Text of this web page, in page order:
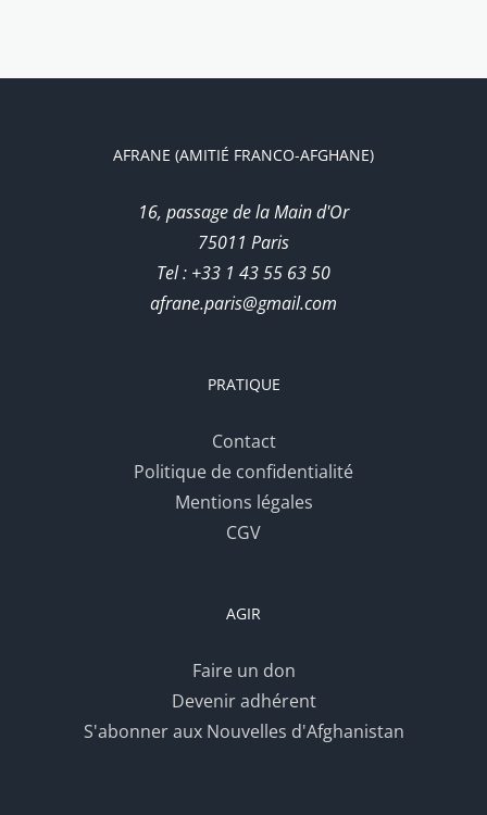
AFRANE (AMITIÉ FRANCO-AFGHANE)
16, passage de la Main d'Or
75011 Paris
Tel : +33 1 43 55 63 50
afrane.paris@gmail.com
PRATIQUE
Contact
Politique de confidentialité
Mentions légales
CGV
AGIR
Faire un don
Devenir adhérent
S'abonner aux Nouvelles d'Afghanistan